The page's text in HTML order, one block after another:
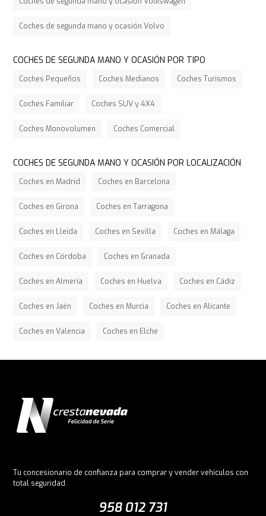
Coches de segunda mano y ocasión Volvo
COCHES DE SEGUNDA MANO Y OCASIÓN POR TIPO
Coches Pequeños Coches Medianos Coches Turismos
Coches Familiar Coches SUV y 4X4
Coches Monovolumen Coches Comercial
COCHES DE SEGUNDA MANO Y OCASIÓN POR LOCALIZACIÓN
Coches en Madrid Coches en Barcelona
Coches en Girona Coches en Tarragona
Coches en Lleida Coches en Sevilla Coches en Málaga
Coches en Córdoba Coches en Granada
Coches en Almería Coches en Huelva Coches en Cádiz
Coches en Jaén Coches en Murcia Coches en Alicante
Coches en Valencia Coches en Elche
Tu concesionario de confianza para comprar y vender vehículos con
total seguridad.
958 012 731